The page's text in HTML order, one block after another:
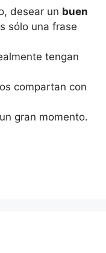
desear un buen
sólo una frase
tengan
compartan con
gran momento.